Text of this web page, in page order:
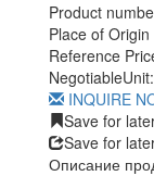
Product
Place of Origin
Reference
NegotiableUnit:
INQUIRE
Save for
Save for
Описание